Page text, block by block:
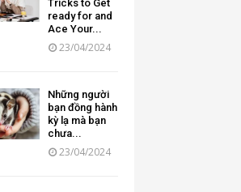
Tricks to Get
ready for and
Ace Your...
23/04/2024
Những người
bạn đồng hành
kỳ lạ mà bạn
chưa...
23/04/2024